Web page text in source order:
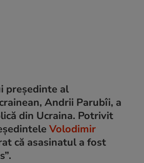
președinte al
Andrii Parubîi, a
din Ucraina. Potrivit
Volodimir
că asasinatul a fost